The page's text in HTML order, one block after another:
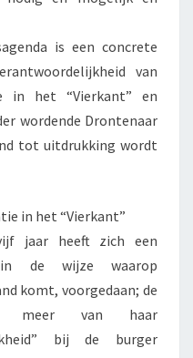
is een concrete
van
in het “Vierkant” en
wordende Drontenaar
tot uitdrukking wordt
in het “Vierkant”
jaar heeft zich een
in de wijze waarop
komt, voorgedaan; de
meer van haar
bij de burger